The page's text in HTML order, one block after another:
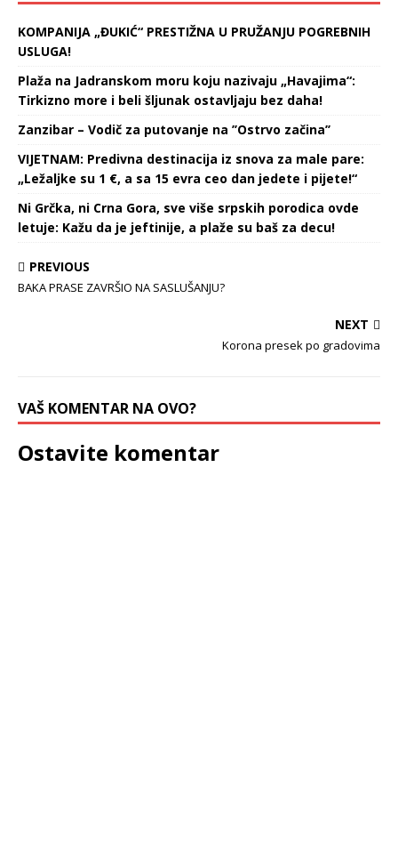
KOMPANIJA „ĐUKIĆ“ PRESTIŽNA U PRUŽANJU POGREBNIH
USLUGA!
Plaža na Jadranskom moru koju nazivaju „Havajima“:
Tirkizno more i beli šljunak ostavljaju bez daha!
Zanzibar – Vodič za putovanje na ’’Ostrvo začina’’
VIJETNAM: Predivna destinacija iz snova za male pare:
„Ležaljke su 1 €, a sa 15 evra ceo dan jedete i pijete!“
Ni Grčka, ni Crna Gora, sve više srpskih porodica ovde
letuje: Kažu da je jeftinije, a plaže su baš za decu!
PREVIOUS
BAKA PRASE ZAVRŠIO NA SASLUŠANJU?
NEXT
Korona presek po gradovima
VAŠ KOMENTAR NA OVO?
Ostavite komentar